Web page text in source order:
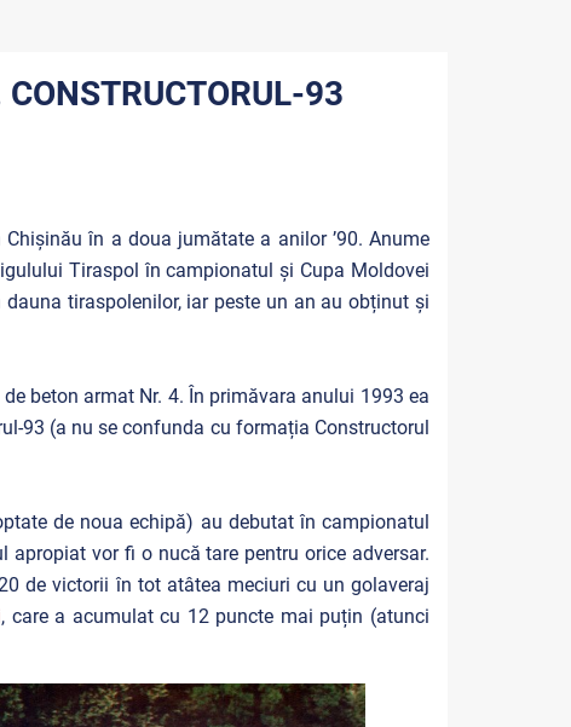
93
în a doua jumătate a anilor ’90. Anume
Tiraspol în campionatul și Cupa Moldovei
tiraspolenilor, iar peste un an au obținut și
beton armat Nr. 4. În primăvara anului 1993 ea
93 (a nu se confunda cu formația Constructorul
de noua echipă) au debutat în campionatul
vor fi o nucă tare pentru orice adversar.
de victorii în tot atâtea meciuri cu un golaveraj
, care a acumulat cu 12 puncte mai puțin (atunci